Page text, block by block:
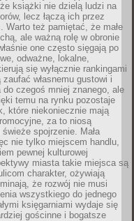
książki nie dzielą ludzi na
lecz łączą ich przez
Warto też pamiętać, że małe
ale ważną rolę w obronie
one często sięgają po
odważne, lokalne,
się wyłącznie rankingami
własnemu gustowi i
czegoś mniej znanego, ale
temu na rynku pozostaje
które niekoniecznie mają
za to niosą
spojrzenie. Mała
nie tylko miejscem handlu,
pewnej kulturowej
miasta takie miejsca są
charakter, ożywiają
że rozwój nie musi
wszystkiego do jednego
księgarniami wydaje się
gościnne i bogatsze